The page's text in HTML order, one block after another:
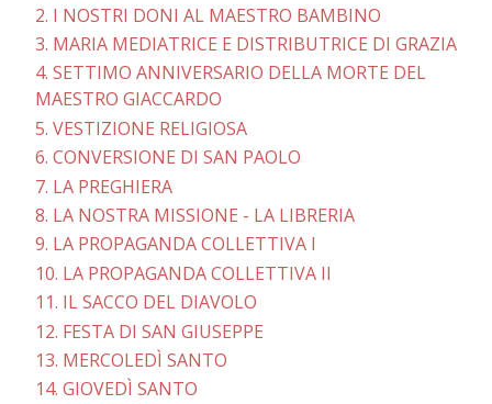
2. I NOSTRI DONI AL MAESTRO BAMBINO
3. MARIA MEDIATRICE E DISTRIBUTRICE DI GRAZIA
4. SETTIMO ANNIVERSARIO DELLA MORTE DEL
MAESTRO GIACCARDO
5. VESTIZIONE RELIGIOSA
6. CONVERSIONE DI SAN PAOLO
7. LA PREGHIERA
8. LA NOSTRA MISSIONE - LA LIBRERIA
9. LA PROPAGANDA COLLETTIVA I
10. LA PROPAGANDA COLLETTIVA II
11. IL SACCO DEL DIAVOLO
12. FESTA DI SAN GIUSEPPE
13. MERCOLEDÌ SANTO
14. GIOVEDÌ SANTO